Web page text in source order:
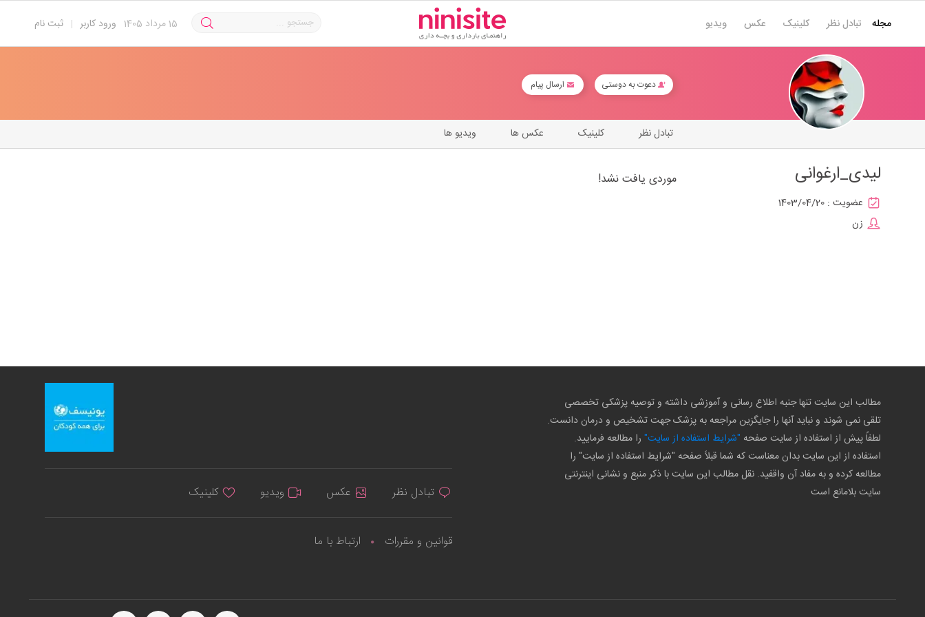
ثبت نام | ورود کاربر 15مرداد 1405 مجله تبادل نظر کلینیک عکس ویدیو
دعوت به دوستی ارسال پیام
ویدیو ها عکس ها کلینیک تبادل نظر
لیدی_ارغوانی
عضویت : 1403/04/20
زن
موردی یافت نشد!
مطالب این سایت تنها جنبه اطلاع رسانی و آموزشی داشته و توصیه پزشکی تخصصی
تلقی نمی شوند و نباید آنها را جایگزین مراجعه به پزشک جهت تشخیص و درمان دانست.
لطفاً پیش از استفاده از سایت صفحه "شرایط استفاده از سایت" را مطالعه فرمایید.
استفاده از این سایت بدان معناست که شما قبلاً صفحه "شرایط استفاده از سایت" را
مطالعه کرده و به مفاد آن واقفید. نقل مطالب این سایت با ذکر منبع و نشانی اینترنتی
سایت بلامانع است
تبادل نظر عکس ویدیو کلینیک
قوانین و مقررات ارتباط با ما